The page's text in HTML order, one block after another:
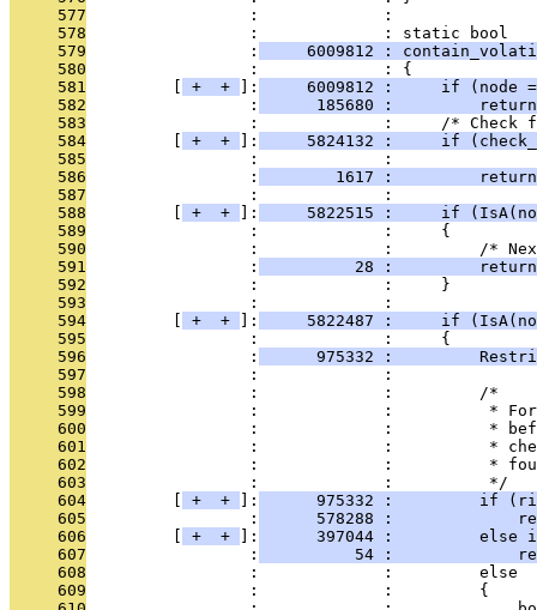
     577
                 :             :
     578
                 :             : static bool
     579
                 :
6009812 :
     580
                 :             : {
     581
+ + ]:
6009812 :     if (node
     582
                 :
185680 :
     583
:             :     /* Check
     584
+ + ]:
5824132 :     if
     585
:             :
     586
                 :
1617 :
     587
                 :             :
     588
+ + ]:
5822515 :     if
     589
                 :             :     {
     590
:             :         /*
     591
                 :
28 :
     592
                 :             :     }
     593
                 :             :
     594
+ + ]:
5822487 :     if
     595
                 :             :     {
     596
                 :
975332 :
     597
                 :             :
     598
                 :             :         /*
     599
:             :          *
     600
:             :          *
     601
:             :          *
     602
:             :          *
     603
                 :             :          */
     604
+ + ]:
975332 :         if
     605
                 :
578288 :
     606
+ + ]:
397044 :         else
     607
                 :
54 :
     608
                 :             :         else
     609
                 :             :         {